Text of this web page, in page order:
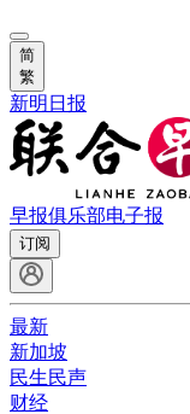
简
繁
新明日报
早报俱乐部电子报
订阅
最新
新加坡
民生民声
财经